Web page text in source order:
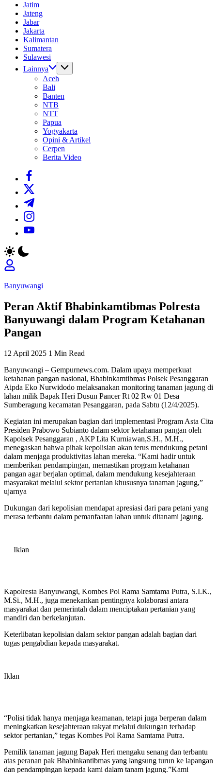
Jatim
Jateng
Jabar
Jakarta
Kalimantan
Sumatera
Sulawesi
Lainnya
Aceh
Bali
Banten
NTB
NTT
Papua
Yogyakarta
Opini & Artikel
Cerpen
Berita Video
https://www.facebook.com/
https://twitter.com/
https://t.me/
https://www.instagram.com/
https://youtube.com/
Banyuwangi
Peran Aktif Bhabinkamtibmas Polresta
Banyuwangi dalam Program Ketahanan
Pangan
12 April 2025 1 Min Read
Banyuwangi – Gempurnews.com. Dalam upaya memperkuat
ketahanan pangan nasional, Bhabinkamtibmas Polsek Pesanggaran
Aipda Eko Nurwidodo melaksanakan monitoring tanaman jagung di
lahan milik Bapak Heri Dusun Pancer Rt 02 Rw 01 Desa
Sumberagung kecamatan Pesanggaran, pada Sabtu (12/4/2025).
Kegiatan ini merupakan bagian dari implementasi Program Asta Cita
Presiden Prabowo Subianto dalam sektor ketahanan pangan oleh
Kapolsek Pesanggaran , AKP Lita Kurniawan,S.H., M.H.,
menegaskan bahwa pihak kepolisian akan terus mendukung petani
dalam menjaga produktivitas lahan mereka. “Kami hadir untuk
memberikan pendampingan, memastikan program ketahanan
pangan agar berjalan optimal, dalam mendukung kesejahteraan
masyarakat melalui sektor pertanian khususnya tanaman jagung,”
ujarnya
Dukungan dari kepolisian mendapat apresiasi dari para petani yang
merasa terbantu dalam pemanfaatan lahan untuk ditanami jagung.
Iklan
Kapolresta Banyuwangi, Kombes Pol Rama Samtama Putra, S.I.K.,
M.Si., M.H., juga menekankan pentingnya kolaborasi antara
masyarakat dan pemerintah dalam menciptakan pertanian yang
mandiri dan berkelanjutan.
Keterlibatan kepolisian dalam sektor pangan adalah bagian dari
tugas pengabdian kepada masyarakat.
Iklan
“Polisi tidak hanya menjaga keamanan, tetapi juga berperan dalam
meningkatkan kesejahteraan rakyat melalui dukungan terhadap
sektor pertanian,” tegas Kombes Pol Rama Samtama Putra.
Pemilik tanaman jagung Bapak Heri mengaku senang dan terbantu
atas peranan pak Bhabinkantibmas yang langsung turun ke lapangan
dan pendampingan kepada kami dalam tanam jagung.”Kami